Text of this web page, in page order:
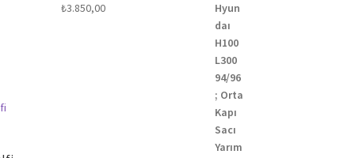
₺3.850,00